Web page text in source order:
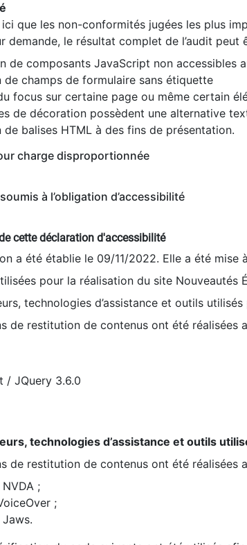
que les non-conformités jugées les plus
demande, le résultat complet de l’audit
de composants JavaScript non accessibles
de champs de formulaire sans étiquette
focus sur certaine page ou même certain
de décoration possèdent une alternative
de balises HTML à des fins de présentation.
charge disproportionnée
à l’obligation d’accessibilité
cette déclaration d'accessibilité
a été établie le 09/11/2022. Elle a été mise
pour la réalisation du site Nouveautés
technologies d’assistance et outils
de restitution de contenus ont été réalisées
/ JQuery 3.6.0
technologies d’assistance et outils
de restitution de contenus ont été réalisées
;
;